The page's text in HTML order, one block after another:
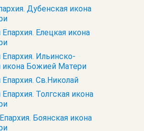
Дубенская икона
Елецкая икона
Ильинско-
икона Божией Матери
Св.Николай
Толгская икона
Боянская икона